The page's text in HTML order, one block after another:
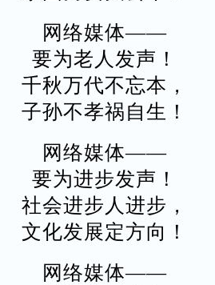
网络媒体——
要为老人发声！
千秋万代不忘本，
子孙不孝祸自生！
网络媒体——
要为进步发声！
社会进步人进步，
文化发展定方向！
网络媒体——